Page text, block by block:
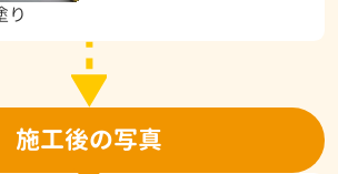
り
施工後の写真